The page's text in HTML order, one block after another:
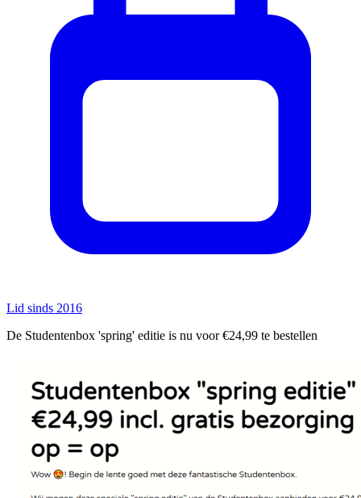
Lid sinds 2016
De Studentenbox 'spring' editie is nu voor €24,99 te bestellen